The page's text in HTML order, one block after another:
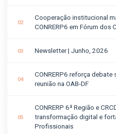
Cooperação institucional
CONRERP6 em Fórum
Newsletter | Junho, 2026
CONRERP6 reforça debate
reunião na OAB-DF
CONRERP 6ª Região e
transformação digital e
Profissionais